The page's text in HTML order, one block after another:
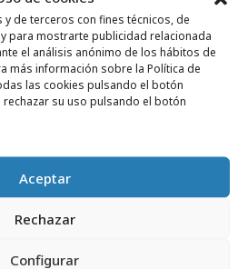
de terceros con fines técnicos, de
para mostrarte publicidad relacionada
el análisis anónimo de los hábitos de
más información sobre la Política de
las cookies pulsando el botón
su uso pulsando el botón
Aceptar
Rechazar
Configurar